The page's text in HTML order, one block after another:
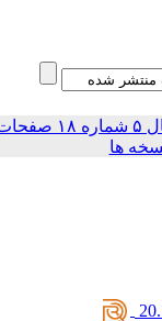
سال ۵ شماره ۱۸ صفحات
ها